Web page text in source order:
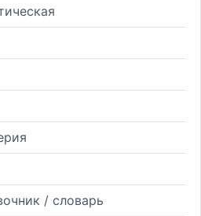
/ словарь